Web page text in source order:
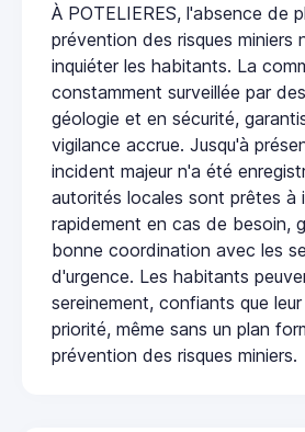
À POTELIERES, l'absence de
prévention des risques miniers
inquiéter les habitants. La
constamment surveillée par
géologie et en sécurité,
vigilance accrue. Jusqu'à
incident majeur n'a été
autorités locales sont prêtes à
rapidement en cas de besoin,
bonne coordination avec les
d'urgence. Les habitants
sereinement, confiants que
priorité, même sans un plan
prévention des risques miniers.